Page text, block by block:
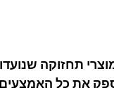
תחזוקה
את כל האמצעים